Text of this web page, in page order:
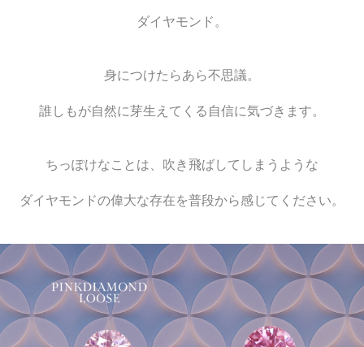
ダイヤモンド。
身につけたらあら不思議。
誰しもが自然に芽生えてくる自信に気づきます。
ちっぽけなことは、吹き飛ばしてしまうような
ダイヤモンドの偉大な存在を普段から感じてください。